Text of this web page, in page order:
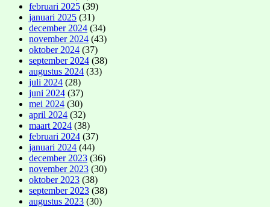
februari 2025 (39)
januari 2025 (31)
december 2024 (34)
november 2024 (43)
oktober 2024 (37)
september 2024 (38)
augustus 2024 (33)
juli 2024 (28)
juni 2024 (37)
mei 2024 (30)
april 2024 (32)
maart 2024 (38)
februari 2024 (37)
januari 2024 (44)
december 2023 (36)
november 2023 (30)
oktober 2023 (38)
september 2023 (38)
augustus 2023 (30)